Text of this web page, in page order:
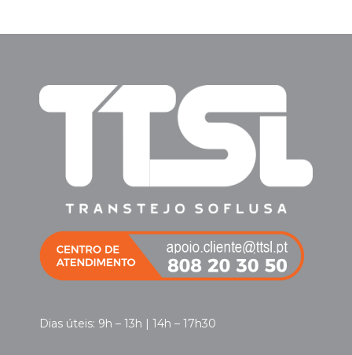
Dias úteis: 9h – 13h | 14h – 17h30